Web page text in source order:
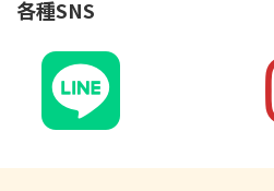
各種SNS